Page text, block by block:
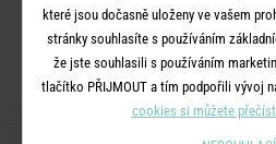
DALŠÍ
které jsou dočasně uloženy ve vašem
stránky souhlasíte s používáním
že jste souhlasili s používáním
tlačítko PŘIJMOUT a tím podpořili vývoj
cookies si můžete